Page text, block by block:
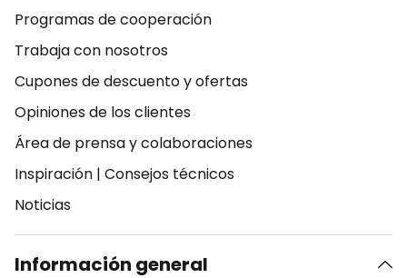
Programas de cooperación
Trabaja con nosotros
Cupones de descuento y ofertas
Opiniones de los clientes
Área de prensa y colaboraciones
Inspiración | Consejos técnicos
Noticias
Información general